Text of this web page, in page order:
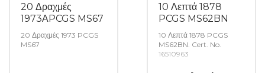
20 Δραχμές
1973ΑPCGS MS67
20 Δραχμές 1973 PCGS
MS67
10 Λεπτά 1878
PCGS MS62BN
10 Λεπτά 1878 PCGS
MS62BN. Cert. No.
16510963